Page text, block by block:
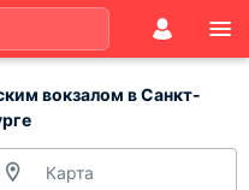
вокзалом в Санкт-
Карта